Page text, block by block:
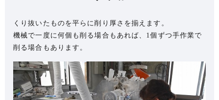
くり抜いたものを平らに削り厚さを揃えます。
機械で一度に何個も削る場合もあれば、1個ずつ手作業で
削る場合もあります。